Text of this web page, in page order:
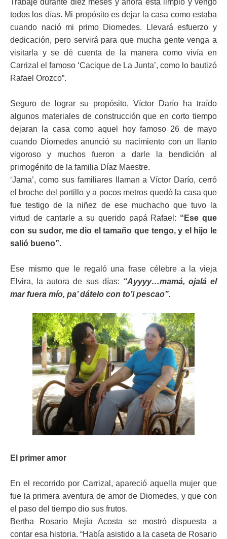
todos los días. Mi propósito es dejar la casa como estaba
cuando nació mi primo Diomedes. Llevará esfuerzo y
dedicación, pero servirá para que mucha gente venga a
visitarla y se dé cuenta de la manera como vivía en
Carrizal el famoso ‘Cacique de La Junta’, como lo bautizó
Rafael Orozco”.
Seguro de lograr su propósito, Víctor Darío ha traído
algunos materiales de construcción que en corto tiempo
dejaran la casa como aquel hoy famoso 26 de mayo
cuando Diomedes anunció su nacimiento con un llanto
vigoroso y muchos fueron a darle la bendición al
primogénito de la familia Díaz Maestre.
‘Jama’, como sus familiares llaman a Víctor Darío, cerró
el broche del portillo y a pocos metros quedó la casa que
fue testigo de la niñez de ese muchacho que tuvo la
virtud de cantarle a su querido papá Rafael: “Ese que
con su sudor, me dio el tamaño que tengo, y el hijo le
salió bueno”.
Ese mismo que le regaló una frase célebre a la vieja
Elvira, la autora de sus días: “Ayyyy…mamá, ojalá el
mar fuera mío, pa’ dátelo con to’i pescao”.
El primer amor
En el recorrido por Carrizal, apareció aquella mujer que
fue la primera aventura de amor de Diomedes, y que con
el paso del tiempo dio sus frutos.
Bertha Rosario Mejía Acosta se mostró dispuesta a
contar esa historia. “Había asistido a la caseta de Rosario